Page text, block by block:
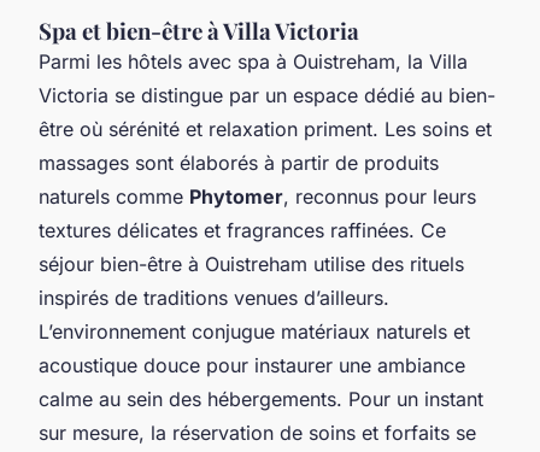
Spa et bien-être à Villa Victoria
Parmi les hôtels avec spa à Ouistreham, la Villa
Victoria se distingue par un espace dédié au bien-
être où sérénité et relaxation priment. Les soins et
massages sont élaborés à partir de produits
naturels comme Phytomer, reconnus pour leurs
textures délicates et fragrances raffinées. Ce
séjour bien-être à Ouistreham utilise des rituels
inspirés de traditions venues d’ailleurs.
L’environnement conjugue matériaux naturels et
acoustique douce pour instaurer une ambiance
calme au sein des hébergements. Pour un instant
sur mesure, la réservation de soins et forfaits se